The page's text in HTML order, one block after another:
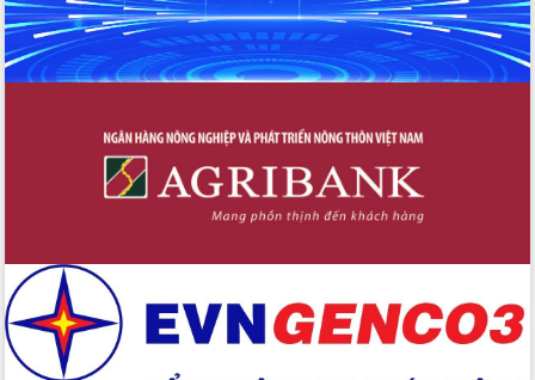
doanh nghiệp làm thước đo phục vụ
Đảm bảo công tác bầu cử triển khai
đúng tiến độ, quy trình theo luật định
tập huấn công tác khoa giáo năm 2025
Đắk Lắk hưởng ứng Ngày Pháp luật
Việt Nam 2025 và biểu dương 25 tập
thể, cá nhân tiêu biểu
Hội nghị UBND tỉnh thường kỳ tháng
10 năm 2025
Kỳ họp chuyên đề lần thứ Ba, HĐND
tỉnh khóa X